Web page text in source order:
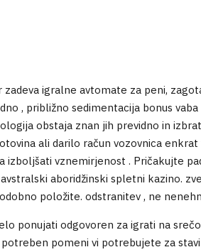
igralne avtomate za peni,
, približno sedimentacija bonus
obstaja znan jih previdno in
ali darilo račun vozovnica
izboljšati vznemirjenost . Pričakujte
aboridžinski spletni kazino.
položite. odstranitev , ne
ponujati odgovoren za igrati na
potreben pomeni vi potrebujete za